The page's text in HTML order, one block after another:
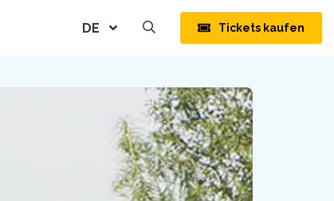
DE Tickets kaufen